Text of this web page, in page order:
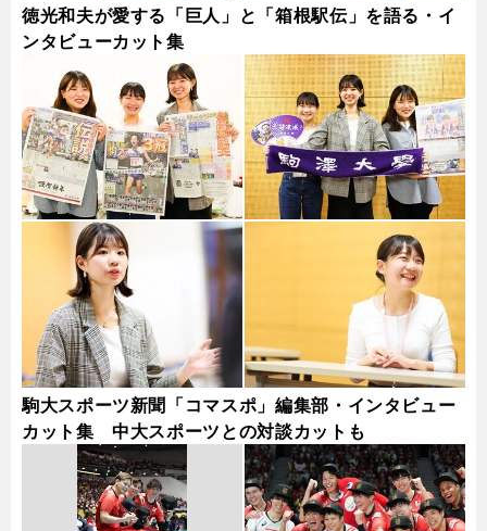
徳光和夫が愛する「巨人」と「箱根駅伝」を語る・イ
ンタビューカット集
駒大スポーツ新聞「コマスポ」編集部・インタビュー
カット集 中大スポーツとの対談カットも